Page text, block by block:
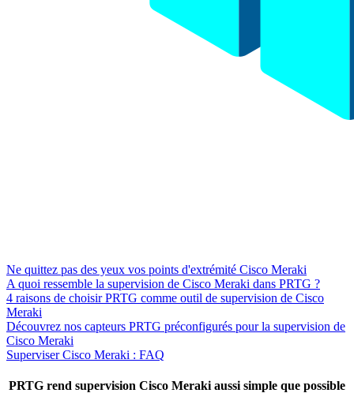
Ne quittez pas des yeux vos points d'extrémité Cisco Meraki
A quoi ressemble la supervision de Cisco Meraki dans PRTG ?
4 raisons de choisir PRTG comme outil de supervision de Cisco
Meraki
Découvrez nos capteurs PRTG préconfigurés pour la supervision de
Cisco Meraki
Superviser Cisco Meraki : FAQ
PRTG rend supervision Cisco Meraki aussi simple que possible